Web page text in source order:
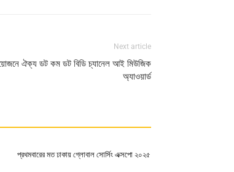
Next article
ঐক্য ডট কম ডট বিডি চ্যানেল আই মিউজিক
অ্যাওয়ার্ড
প্রথমবারের মত ঢাকায় গ্লোবাল সোর্সিং এক্সপো ২০২৫